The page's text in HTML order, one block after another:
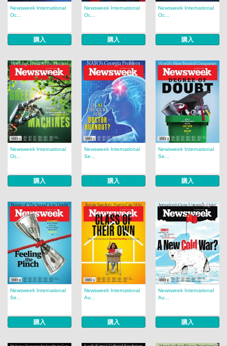
Newsweek International
Oc...
購入
Newsweek International
Oc...
購入
Newsweek International
Oc...
購入
Newsweek International
Oc...
購入
Newsweek International
Se...
購入
Newsweek International
Se...
購入
Newsweek International
Se...
購入
Newsweek International
Au...
購入
Newsweek International
Au...
購入